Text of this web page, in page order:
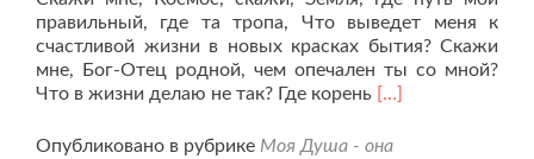
правильный, где та тропа, Что выведет меня к
счастливой жизни в новых красках бытия? Скажи
мне, Бог-Отец родной, чем опечален ты со мной?
Что в жизни делаю не так? Где корень Читать
проАрхангел
[…]
Опубликовано в рубрике Моя Душа - она